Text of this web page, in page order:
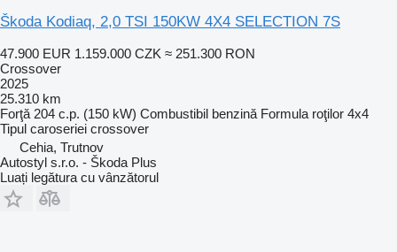
Škoda Kodiaq, 2,0 TSI 150KW 4X4 SELECTION 7S
47.900 EUR 1.159.000 CZK ≈ 251.300 RON
Crossover
2025
25.310 km
Forţă 204 c.p. (150 kW) Combustibil benzină Formula roţilor 4x4
Tipul caroseriei crossover
Cehia, Trutnov
Autostyl s.r.o. - Škoda Plus
Luați legătura cu vânzătorul